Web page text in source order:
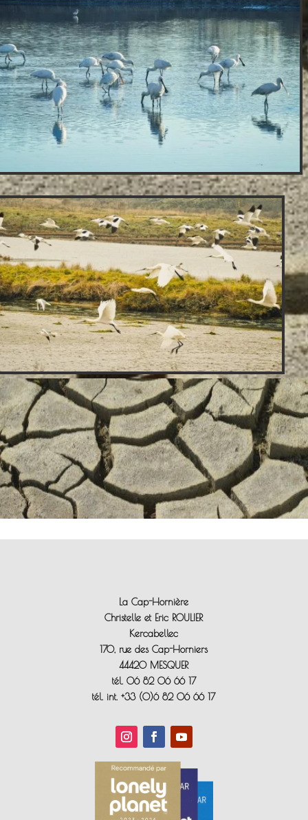
La Cap-Hornière
Christelle et Eric ROULIER
Kercabellec
170, rue des Cap-Horniers
44420 MESQUER
tél. 06 82 06 66 17
tél. int. +33 (0)6 82 06 66 17